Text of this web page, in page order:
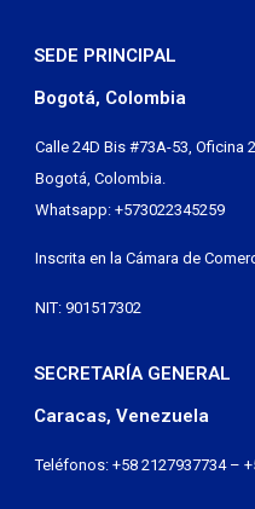
SEDE PRINCIPAL
Bogotá, Colombia
Calle 24D Bis #73A-53, Oficina
Bogotá, Colombia.
Whatsapp: +573022345259
Inscrita en la Cámara de
NIT: 901517302
SECRETARÍA GENERAL
Caracas, Venezuela
Teléfonos: +58 2127937734 –